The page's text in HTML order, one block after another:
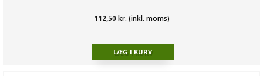
112,50 kr. (inkl. moms)